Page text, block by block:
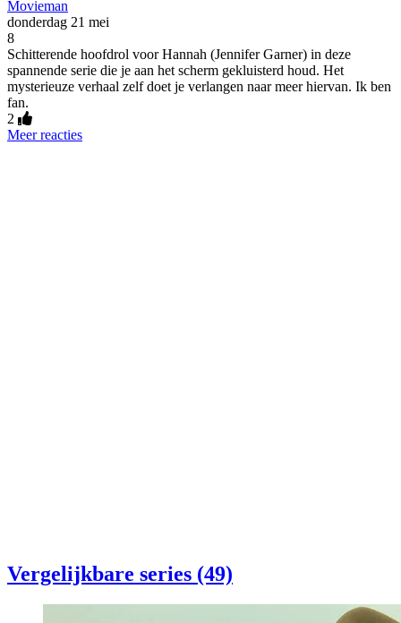
Movieman
donderdag 21 mei
8
Schitterende hoofdrol voor Hannah (Jennifer Garner) in deze
spannende serie die je aan het scherm gekluisterd houd. Het
mysterieuze verhaal zelf doet je verlangen naar meer hiervan. Ik ben
fan.
2
Meer reacties
Vergelijkbare series (49)